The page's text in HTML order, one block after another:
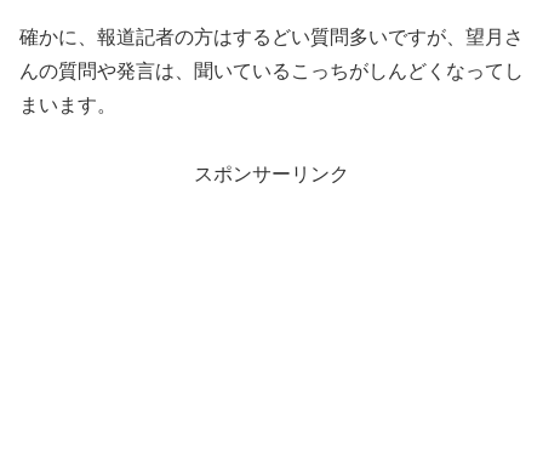
確かに、報道記者の方はするどい質問多いですが、望月さ
んの質問や発言は、聞いているこっちがしんどくなってし
まいます。
スポンサーリンク